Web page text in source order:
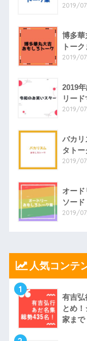
2019/
博多華
トー
2019/
2019
リー
2019/
バカリ
タトー
2019/
オー
ソード
2019/
人気コンテ
1
有吉弘
とめ
家まで